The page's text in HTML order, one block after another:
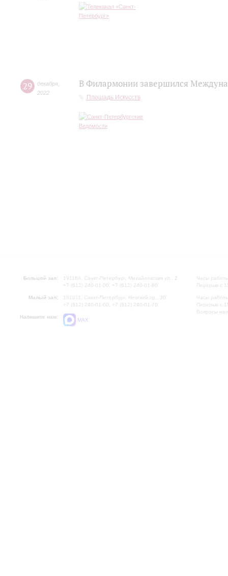
29 декабря
2022
В Филармонии завершился
Площадь Искусств
Большой зал:
191186, Санкт-Петербург, Михайловская ул., 2
+7 (812) 240-01-00, +7 (812) 240-01-80
Малый зал:
191011, Санкт-Петербург, Невский пр., 30
+7 (812) 240-01-00, +7 (812) 240-01-70
Напишите нам:
MAX
Часы
Перерыв с
Часы
Перерыв с
Вопросы